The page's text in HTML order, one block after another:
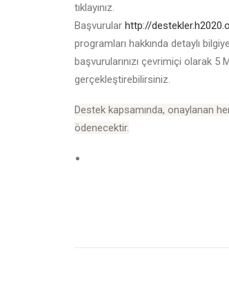
tıklayınız.
Başvurular http://
programları hakkında detaylı
başvurularınızı çevrimiçi olarak 5
gerçekleştirebilirsiniz.
Destek kapsamında, onaylanan
ödenecektir.